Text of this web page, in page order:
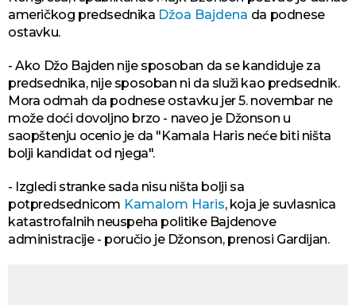
američkog predsednika Džoa Bajdena da podnese
ostavku.
- Ako Džo Bajden nije sposoban da se kandiduje za
predsednika, nije sposoban ni da služi kao predsednik.
Mora odmah da podnese ostavku jer 5. novembar ne
može doći dovoljno brzo - naveo je Džonson u
saopštenju ocenio je da "Kamala Haris neće biti ništa
bolji kandidat od njega".
- Izgledi stranke sada nisu ništa bolji sa
potpredsednicom Kamalom Haris, koja je suvlasnica
katastrofalnih neuspeha politike Bajdenove
administracije - poručio je Džonson, prenosi Gardijan.